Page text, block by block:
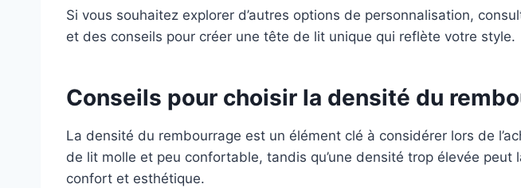
Si vous souhaitez explorer d’autres options de personnalisation,
et des conseils pour créer une tête de lit unique qui reflète votre style.
Conseils pour choisir la densité du
La densité du rembourrage est un élément clé à considérer lors de
de lit molle et peu confortable, tandis qu’une densité trop élevée
confort et esthétique.